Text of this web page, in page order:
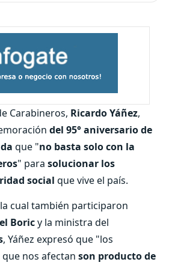
Carabineros, Ricardo Yáñez,
del 95° aniversario de
que "no basta solo con la
" para solucionar los
social que vive el país.
cual también participaron
Boricy la ministra del
, Yáñez expresó que "los
nos afectan son producto de